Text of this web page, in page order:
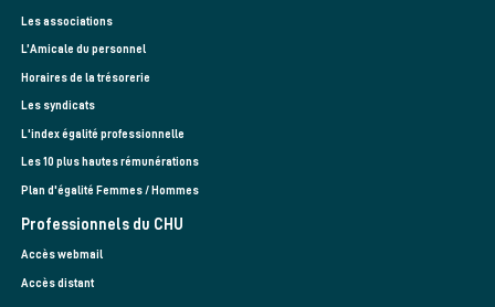
Les associations
L’Amicale du personnel
Horaires de la trésorerie
Les syndicats
L'index égalité professionnelle
Les 10 plus hautes rémunérations
Plan d'égalité Femmes / Hommes
Professionnels du CHU
Accès webmail
Accès distant